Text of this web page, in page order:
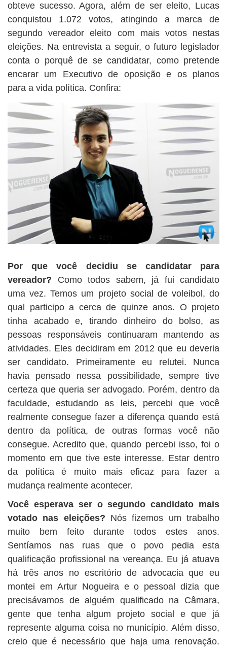
obteve sucesso. Agora, além de ser eleito, Lucas
conquistou 1.072 votos, atingindo a marca de
segundo vereador eleito com mais votos nestas
eleições. Na entrevista a seguir, o futuro legislador
conta o porquê de se candidatar, como pretende
encarar um Executivo de oposição e os planos
para a vida política. Confira:
Por que você decidiu se candidatar para
vereador? Como todos sabem, já fui candidato
uma vez. Temos um projeto social de voleibol, do
qual participo a cerca de quinze anos. O projeto
tinha acabado e, tirando dinheiro do bolso, as
pessoas responsáveis continuaram mantendo as
atividades. Eles decidiram em 2012 que eu deveria
ser candidato. Primeiramente eu relutei. Nunca
havia pensado nessa possibilidade, sempre tive
certeza que queria ser advogado. Porém, dentro da
faculdade, estudando as leis, percebi que você
realmente consegue fazer a diferença quando está
dentro da política, de outras formas você não
consegue. Acredito que, quando percebi isso, foi o
momento em que tive este interesse. Estar dentro
da política é muito mais eficaz para fazer a
mudança realmente acontecer.
Você esperava ser o segundo candidato mais
votado nas eleições? Nós fizemos um trabalho
muito bem feito durante todos estes anos.
Sentíamos nas ruas que o povo pedia esta
qualificação profissional na vereança. Eu já atuava
há três anos no escritório de advocacia que eu
montei em Artur Nogueira e o pessoal dizia que
precisávamos de alguém qualificado na Câmara,
gente que tenha algum projeto social e que já
represente alguma coisa no município. Além disso,
creio que é necessário que haja uma renovação.